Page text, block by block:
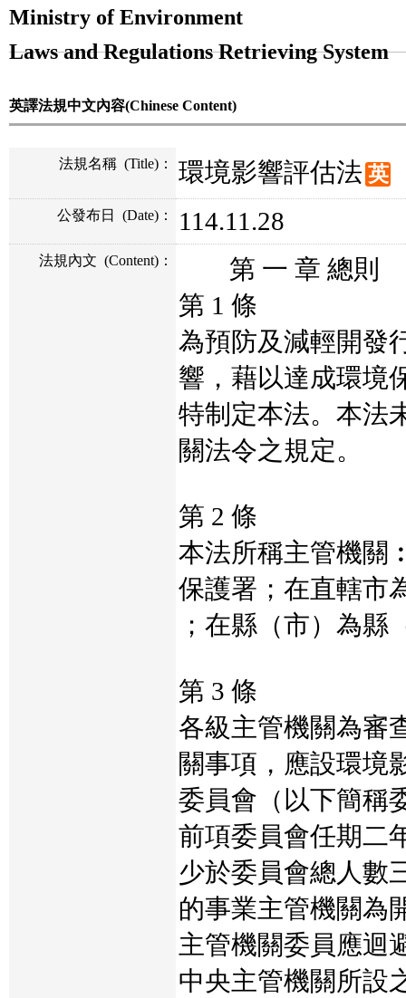
Ministry of Environment
Laws and Regulations Retrieving System
英譯法規中文內容(Chinese Content)
法規名稱 (Title)： 環境影響評估法 英
公發布日 (Date)： 114.11.28
法規內文 (Content)：
第 一 章 總則
第 1 條
為預防及減輕開發
響，藉以達成環境
特制定本法。本法
關法令之規定。
第 2 條
本法所稱主管機關
保護署；在直轄市
；在縣（市）為縣
第 3 條
各級主管機關為審
關事項，應設環境
委員會（以下簡稱
前項委員會任期二
少於委員會總人數
的事業主管機關為
主管機關委員應迴
中央主管機關所設